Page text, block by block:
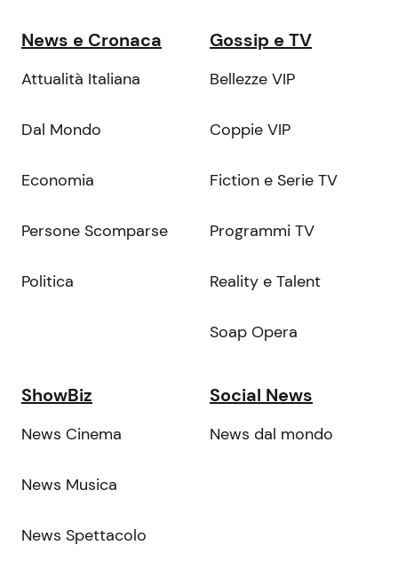
News e Cronaca
Attualità Italiana
Dal Mondo
Economia
Persone Scomparse
Politica
Gossip e TV
Bellezze VIP
Coppie VIP
Fiction e Serie TV
Programmi TV
Reality e Talent
Soap Opera
ShowBiz
News Cinema
News Musica
News Spettacolo
Social News
News dal mondo